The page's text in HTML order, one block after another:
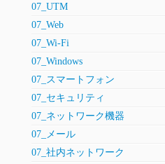
07_UTM
07_Web
07_Wi-Fi
07_Windows
07_スマートフォン
07_セキュリティ
07_ネットワーク機器
07_メール
07_社内ネットワーク